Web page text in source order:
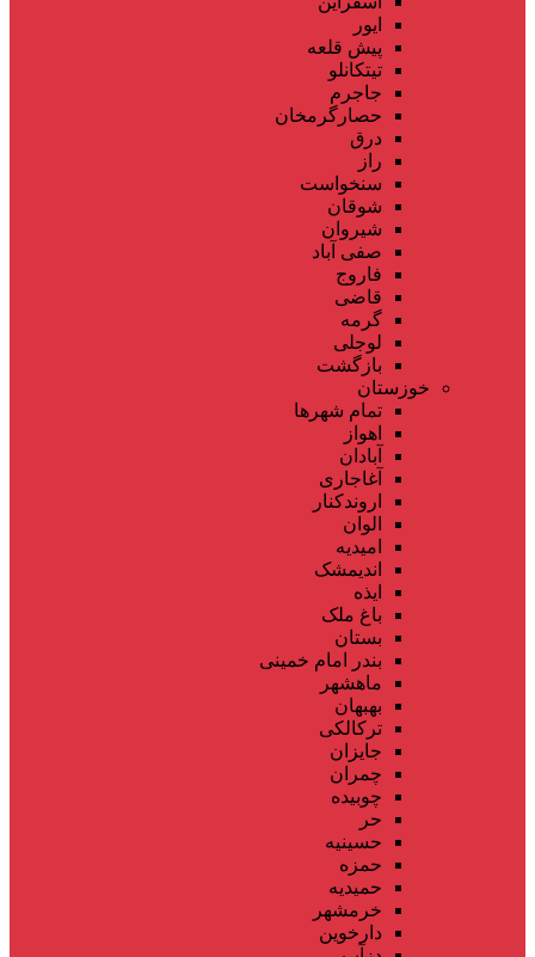
ایور
پیش قلعه
تیتکانلو
جاجرم
حصارگرمخان
درق
راز
سنخواست
شوقان
شیروان
صفی آباد
فاروج
قاضی
گرمه
لوجلی
بازگشت
خوزستان
تمام شهر‌ها
اهواز
آبادان
آغاجاری
اروندکنار
الوان
امیدیه
اندیمشک
ایذه
باغ ملک
بستان
بندر امام خمینی
ماهشهر
بهبهان
ترکالکی
جایزان
چمران
چوبیده
حر
حسینیه
حمزه
حمیدیه
خرمشهر
دارخوین